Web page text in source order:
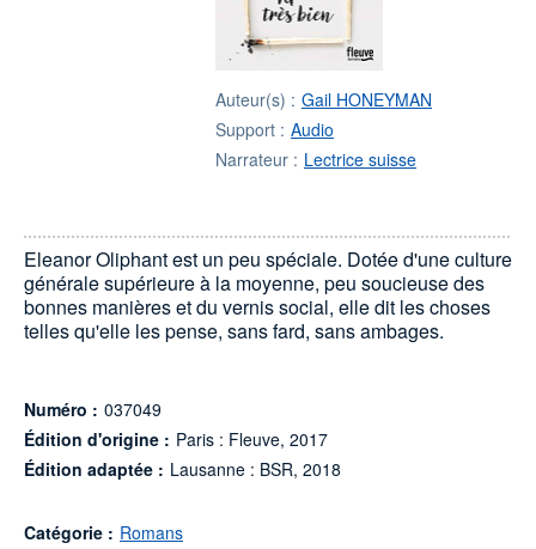
Auteur(s) : Gail HONEYMAN
Support : Audio
Narrateur : Lectrice suisse
Eleanor Oliphant est un peu spéciale. Dotée d'une culture
générale supérieure à la moyenne, peu soucieuse des
bonnes manières et du vernis social, elle dit les choses
telles qu'elle les pense, sans fard, sans ambages.
Numéro : 037049
Édition d'origine : Paris : Fleuve, 2017
Édition adaptée : Lausanne : BSR, 2018
Catégorie : Romans